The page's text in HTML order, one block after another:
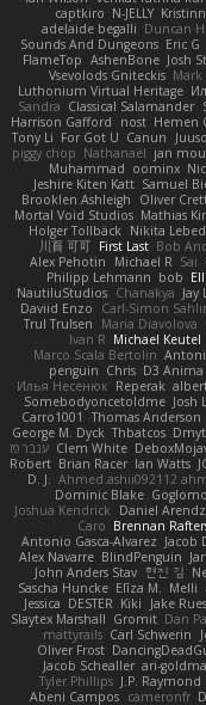
captkiro N-JELLY
adelaide begalli Duncan
Sounds And Dungeons Eric G
FlameTop AshenBone Josh
Vsevolods Gniteckis Mark
Luthonium Virtual Heritage
Sandra Classical Salamander
Harrison Gafford
nost Hemen
Tony Li For Got U Canun
piggy chop Nathanaël jan
Muhammad oominx
Jeshire Kiten Katt Samuel
Brooklen Ashleigh
Oliver
Mortal Void Studios Mathias
Holger Tollbäck Nikita
川頁 可可 First Last Bob
Alex Pehotin
Michael R Sai
Philipp Lehmann bob
NautiluStudios Chanakya Jay
Daviid Enzo
Carl-Simon
Trul Trulsen
Maria Diavolova
Ivan R Michael Keutel
Marco Scala Bertolin
penguin Chris D3 Anima
Илья Несенюк Reperak
Somebodyoncetoldme Josh
Carro1001
Thomas Anderson
George M. Dyck Thbatcos
ענבר פז Clem White
Robert Brian Racer Ian Watts
D. J. Ahmed.ashii092112
Dominic Blake Goglomo
Joshua Kendrick
Daniel
Caro Brennan
Antonio Gasca-Alvarez Jacob
Alex Navarre BlindPenguin
John Anders Stav 현진 김
Sascha Huncke Elīza M. Melli
Jessica DESTER Kiki Jake
Slaytex Marshall Gromit Dan
mattyrails Carl Schwerin
Oliver Frost
Jacob Schealler ari-
Tyler Phillips J.P. Raymond
Abeni Campos cameronfr